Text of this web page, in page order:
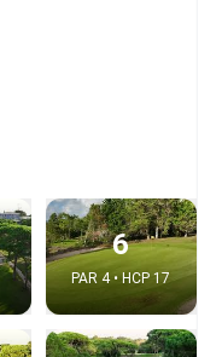
6
PAR 4 • HCP 17